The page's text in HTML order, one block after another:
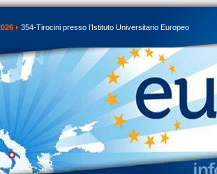
354-Tirocini presso l’Istituto Universitario Europeo